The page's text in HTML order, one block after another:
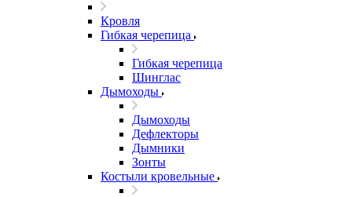
Кровля
Гибкая черепица
Гибкая черепица
Шинглас
Дымоходы
Дымоходы
Дефлекторы
Дымники
Зонты
Костыли кровельные